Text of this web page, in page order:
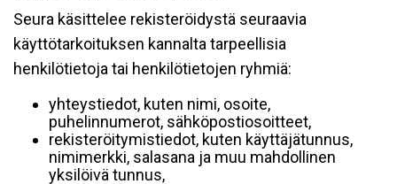
Seura käsittelee rekisteröidystä seuraavia
käyttötarkoituksen kannalta tarpeellisia
henkilötietoja tai henkilötietojen ryhmiä:
yhteystiedot, kuten nimi, osoite,
puhelinnumerot, sähköpostiosoitteet,
rekisteröitymistiedot, kuten käyttäjätunnus,
nimimerkki, salasana ja muu mahdollinen
yksilöivä tunnus,